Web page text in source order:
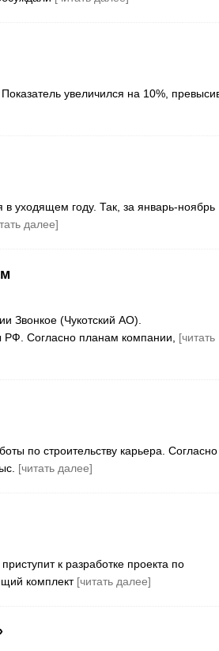
увеличился на 10%,
уходящем году. Так, за январь-ноябрь
далее]
Звонкое (Чукотский АО).
РФ. Согласно планам компании, [читать
по строительству карьера. Согласно
[читать далее]
к разработке проекта по
комплект [читать далее]